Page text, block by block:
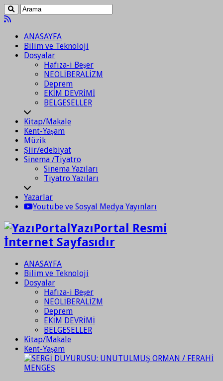
ANASAYFA
Bilim ve Teknoloji
Dosyalar
Hafıza-i Beşer
NEOLİBERALİZM
Deprem
EKİM DEVRİMİ
BELGESELLER
Kitap/Makale
Kent-Yaşam
Müzik
Şiir/edebiyat
Sinema /Tiyatro
Sinema Yazıları
Tiyatro Yazıları
Yazarlar
Youtube ve Sosyal Medya Yayınları
YazıPortal Resmi
İnternet Sayfasıdır
ANASAYFA
Bilim ve Teknoloji
Dosyalar
Hafıza-i Beşer
NEOLİBERALİZM
Deprem
EKİM DEVRİMİ
BELGESELLER
Kitap/Makale
Kent-Yaşam